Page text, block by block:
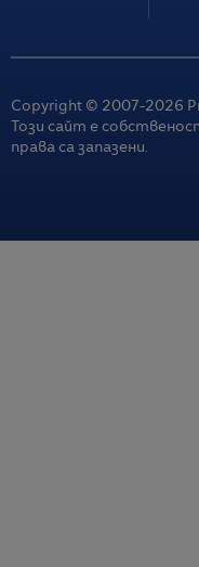
Copyright © 2007-2026
Този сайт е
права са запазени.